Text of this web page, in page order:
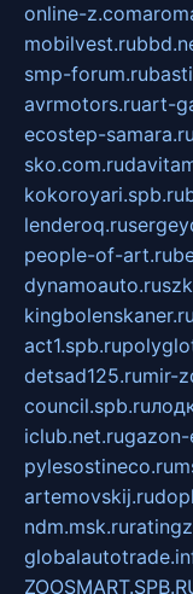
online-z.com
mobilvest.ru
smp-forum.ru
avrmotors.ruart-
ecostep-samara.ru
sko.com.ru
kokoroyari.spb.ru
lenderoq.ru
people-of-art.ru
dynamoauto.ru
kingbolenskaner.ru
act1.spb.ru
detsad125.rumir-
council.spb.ru
iclub.net.rugazon-
pylesostineco.ru
artemovskij.ru
ndm.msk.ru